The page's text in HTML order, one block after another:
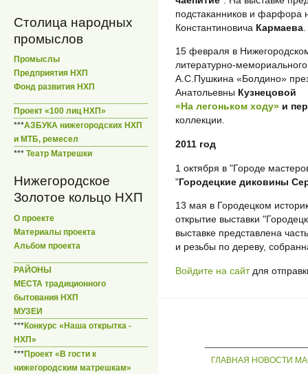
Столица народных
промыслов
Промыслы
Предприятия НХП
Фонд развития НХП
Проект «100 лиц НХП»
***АЗБУКА нижегородских НХП
и МТБ, ремесел
*** Театр Матрешки
Нижегородское
Золотое кольцо НХП
О проекте
Материалы проекта
Альбом проекта
РАЙОНЫ
МЕСТА традиционного
бытования НХП
МУЗЕИ
***Конкурс «Наша открытка -
НХП»
***Проект «В гости к
нижегородским матрешкам»
подстаканников и фарфора
Константиновича Кармаева
15 февраля в
литературно-
А.С.Пушкина «Болдино»
Анатольевны Кузнецовой
«На легоньком ходу» и
коллекции.
2011 год
1 октября в "Городе
"Городецкие диковины
13 мая в Городецком
открытие выставки
выставке представлена
и резьбы по дереву,
Войдите на сайтдля
ГЛАВНАЯ НОВОСТИ